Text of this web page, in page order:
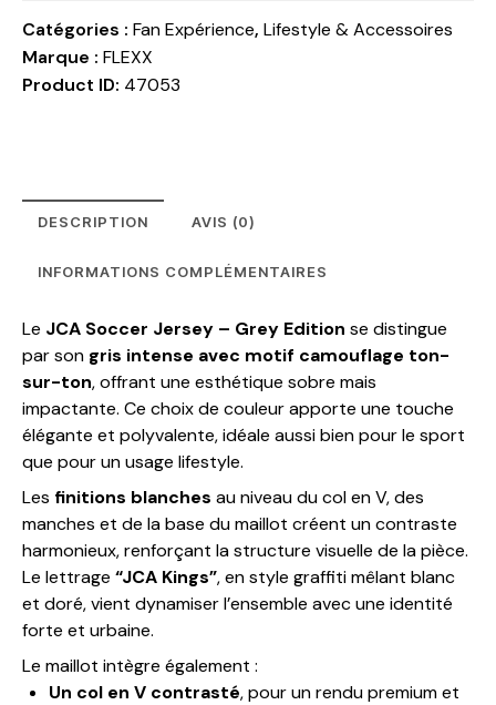
Catégories : ​Fan Expérience, Lifestyle & Accessoires
Marque : FLEXX
Product ID: 47053
DESCRIPTION AVIS (0)
INFORMATIONS COMPLÉMENTAIRES
Le JCA Soccer Jersey – Grey Edition se distingue
par son gris intense avec motif camouflage ton-
sur-ton, offrant une esthétique sobre mais
impactante. Ce choix de couleur apporte une touche
élégante et polyvalente, idéale aussi bien pour le sport
que pour un usage lifestyle.
Les finitions blanches au niveau du col en V, des
manches et de la base du maillot créent un contraste
harmonieux, renforçant la structure visuelle de la pièce.
Le lettrage “JCA Kings”, en style graffiti mêlant blanc
et doré, vient dynamiser l’ensemble avec une identité
forte et urbaine.
Le maillot intègre également :
Un col en V contrasté, pour un rendu premium et